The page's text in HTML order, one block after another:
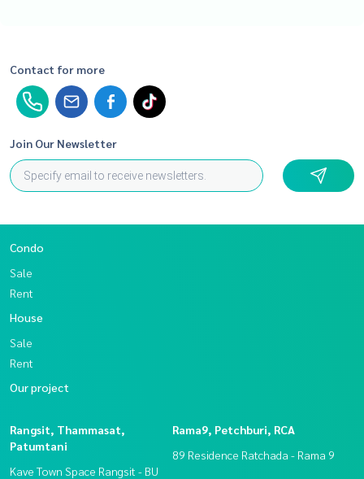
Contact for more
Join Our Newsletter
Condo
Sale
Rent
House
Sale
Rent
Our project
Rangsit, Thammasat,
Patumtani
Kave Town Space Rangsit - BU
Rama9, Petchburi, RCA
89 Residence Ratchada - Rama 9